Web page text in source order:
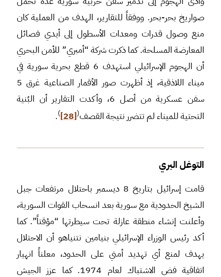
صواريخ بحر-بحر. ووفقاً للتقارير، الهدف من العملية كان
منع وصول قدرات ومعدات الأسطول إلى أيدي فصائل
المعارضة المسلحة. كما ذكرت شركة “أمبري” للأمن البحري
أن الهجوم الإسرائيلي استهدف 6 قطع بحرية سورية في
ميناء اللاذقية، إذ أظهرت صور الأقمار الصناعية غرق 5
سفن عسكرية من أصل 6، وأكدت التقارير أن البُنية
التحتية للميناء لم تتضرر نتيجة القصف(
[28]
)
.
التوغل البري
قامت إسرائيل بتاريخ 8 ديسمبر باحتلال مرتفعات جبل
الشيخ الحدودية مع سورية بعد انسحاب القوات السورية،
وأعلنت إنشاء منطقة عازلة تحت سيطرتها “مؤقتاً”. كما
أكد رئيس الوزراء الإسرائيلي بنيامين نتنياهو أن الاحتلال
يهدف لمنع أي تهديد أمني على الحدود، معلناً انهيار
اتفاقية فض الاشتباك لعام 1974. كما عزز الجيش